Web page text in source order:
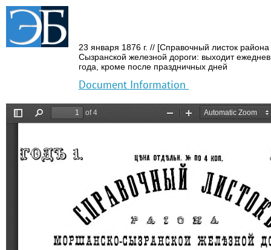
23 января 1876 г. // [Справочный листок
Сызранской железной дороги: выходит
года,
кроме после праздничных дней
Document Information